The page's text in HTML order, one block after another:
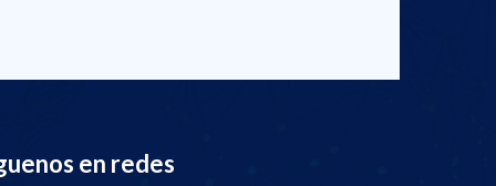
en redes